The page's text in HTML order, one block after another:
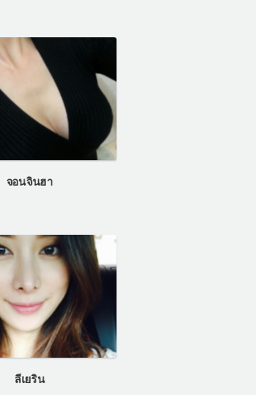
จอนจินฮา
ลีเยริน